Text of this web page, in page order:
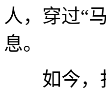
人，穿过“
息。
如今，扎